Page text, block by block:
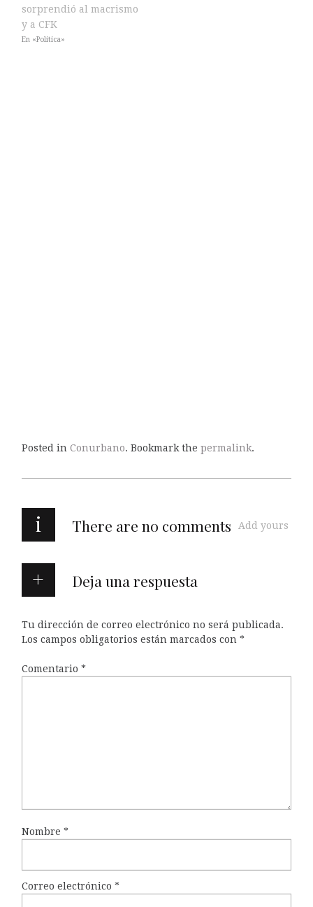
sorprendió al macrismo
y a CFK
En «Política»
Posted in Conurbano. Bookmark the permalink.
i There are no comments Add yours
Deja una respuesta
Tu dirección de correo electrónico no será publicada.
Los campos obligatorios están marcados con *
Comentario *
Nombre *
Correo electrónico *